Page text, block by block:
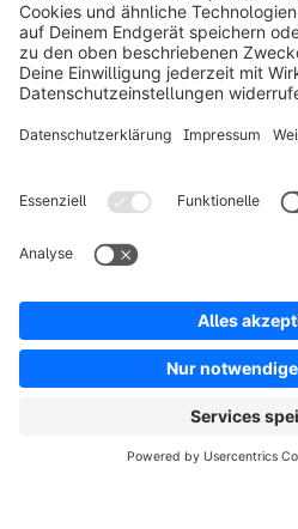
Produkt
Lösungen
Partner
Entwickler
Ressourcen
Copyright © shopware AG -